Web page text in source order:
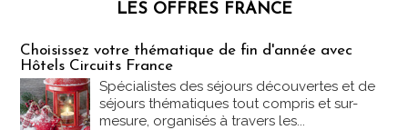
LES OFFRES FRANCE
Choisissez votre thématique de fin d'année avec
Hôtels Circuits France
Spécialistes des séjours découvertes et de
séjours thématiques tout compris et sur-
mesure, organisés à travers les...